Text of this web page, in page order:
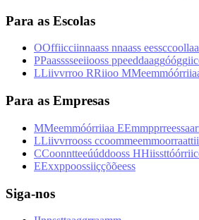
Para as Escolas
OOffiicciinnaass nnaass eessccoollaa
PPaasssseeiiooss ppeeddaaggóóggiic
LLiivvrroo RRiioo MMeemmóórriia
Para as Empresas
MMeemmóórriiaa EEmmpprreessaar
LLiivvrrooss ccoommeemmoorraattii
CCoonntteeúúddooss HHiissttóórriic
EExxppoossiiççõõeess
Siga-nos